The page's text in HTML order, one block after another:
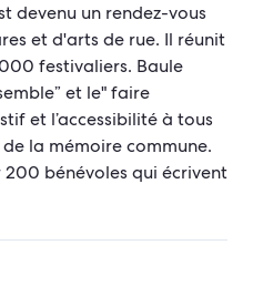
devenu un rendez-vous
et d'arts de rue. Il réunit
festivaliers. Baule
et le" faire
et l’accessibilité à tous
la mémoire commune.
200 bénévoles qui écrivent